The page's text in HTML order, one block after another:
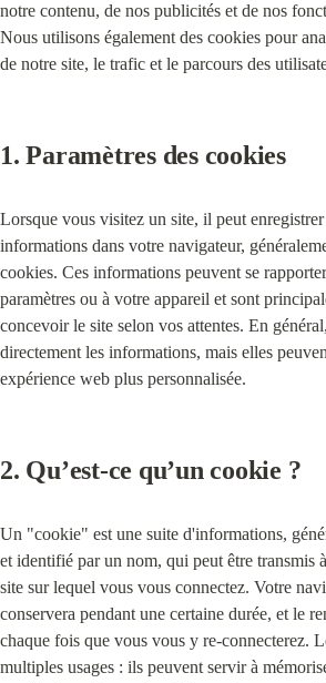
notre contenu, de nos publicités et de nos
Nous utilisons également des cookies pour
de notre site, le trafic et le parcours des
1. Paramètres des cookies
Lorsque vous visitez un site, il peut
informations dans votre navigateur,
cookies. Ces informations peuvent se
paramètres ou à votre appareil et sont
concevoir le site selon vos attentes. En
directement les informations, mais elles
expérience web plus personnalisée.
2. Qu’est-ce qu’un cookie ?
Un "cookie" est une suite d'informations,
et identifié par un nom, qui peut être transmis
site sur lequel vous vous connectez. Votre
conservera pendant une certaine durée, et le
chaque fois que vous vous y re-connecterez.
multiples usages : ils peuvent servir à